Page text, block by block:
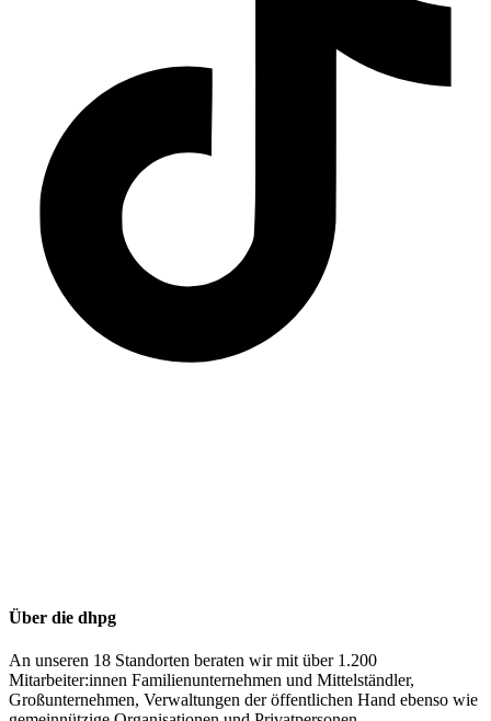
Über die dhpg
An unseren 18 Standorten beraten wir mit über 1.200
Mitarbeiter:innen Familienunternehmen und Mittelständler,
Großunternehmen, Verwaltungen der öffentlichen Hand ebenso wie